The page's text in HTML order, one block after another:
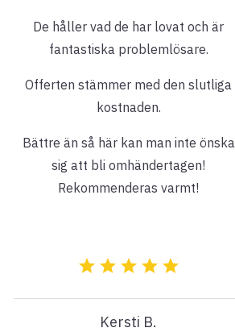
De håller vad de har lovat och är
fantastiska problemlösare.
Offerten stämmer med den slutliga
kostnaden.
Bättre än så här kan man inte önska
sig att bli omhändertagen!
Rekommenderas varmt!
Kersti B.